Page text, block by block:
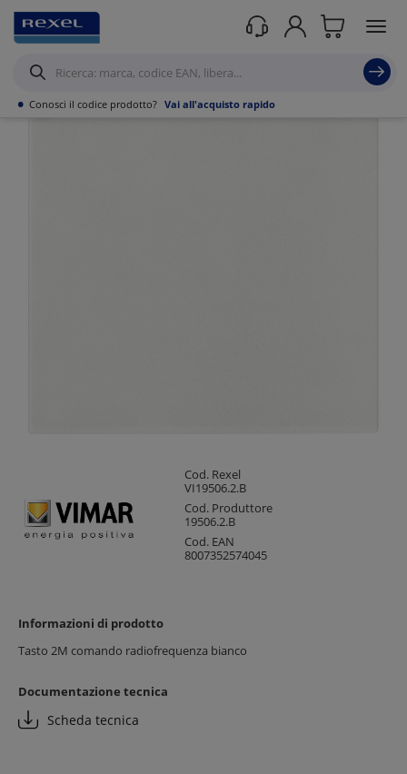
• Conosci il codice prodotto? Vai all'acquisto rapido
Prodotti /Datacom Soluzioni domotiche & Building automation/Domotica e
prodotti connessi rete
Cod. Rexel
VI19506.2.B
Cod. Produttore
19506.2.B
Cod. EAN
8007352574045
Informazioni di prodotto
Tasto 2M comando radiofrequenza bianco
Documentazione tecnica
Scheda tecnica